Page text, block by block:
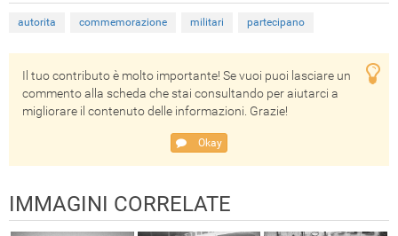
autorita commemorazione militari partecipano
Il tuo contributo è molto importante! Se vuoi puoi lasciare un
commento alla scheda che stai consultando per aiutarci a
migliorare il contenuto delle informazioni. Grazie!
Okay
IMMAGINI CORRELATE